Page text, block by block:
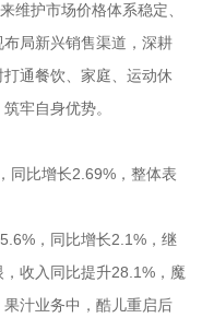
维护市场价格体系稳定、
局新兴销售渠道，深耕
通餐饮、家庭、运动休
牢自身优势。
同比增长2.69%，整体表
，同比增长2.1%，继
收入同比提升28.1%，魔
汁业务中，酷儿重启后